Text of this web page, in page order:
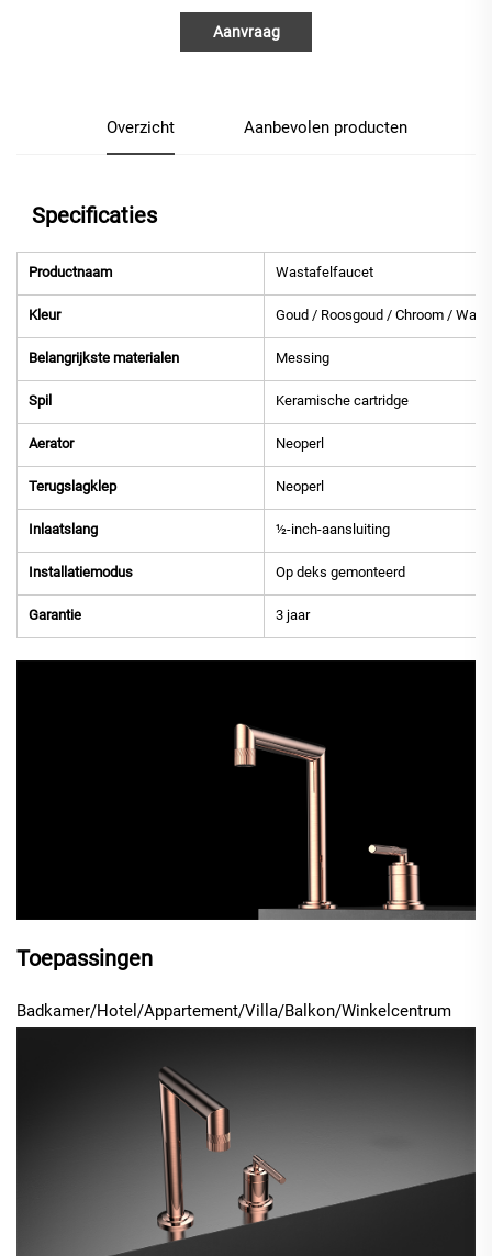
Aanvraag
Overzicht Aanbevolen producten
Specificaties
Productnaam Wastafelfaucet
Kleur Goud / Roosgoud / Chroom /
Belangrijkste materialen Messing
Spil Keramische cartridge
Aerator Neoperl
Terugslagklep Neoperl
Inlaatslang ½-inch-aansluiting
Installatiemodus Op deks gemonteerd
Garantie 3 jaar
Toepassingen
Badkamer/Hotel/Appartement/Villa/Balkon/Winkelcentrum